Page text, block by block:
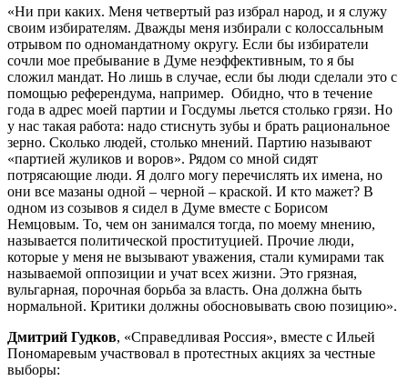
«Ни при каких. Меня четвертый раз избрал народ, и я служу
своим избирателям. Дважды меня избирали с колоссальным
отрывом по одномандатному округу. Если бы избиратели
сочли мое пребывание в Думе неэффективным, то я бы
сложил мандат. Но лишь в случае, если бы люди сделали это с
помощью референдума, например. Обидно, что в течение
года в адрес моей партии и Госдумы льется столько грязи. Но
у нас такая работа: надо стиснуть зубы и брать рациональное
зерно. Сколько людей, столько мнений. Партию называют
«партией жуликов и воров». Рядом со мной сидят
потрясающие люди. Я долго могу перечислять их имена, но
они все мазаны одной – черной – краской. И кто мажет? В
одном из созывов я сидел в Думе вместе с Борисом
Немцовым. То, чем он занимался тогда, по моему мнению,
называется политической проституцией. Прочие люди,
которые у меня не вызывают уважения, стали кумирами так
называемой оппозиции и учат всех жизни. Это грязная,
вульгарная, порочная борьба за власть. Она должна быть
нормальной. Критики должны обосновывать свою позицию».
Дмитрий Гудков, «Справедливая Россия», вместе с Ильей
Пономаревым участвовал в протестных акциях за честные
выборы: